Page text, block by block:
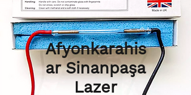
Afyonkarahis
ar Sinanpaşa
Lazer